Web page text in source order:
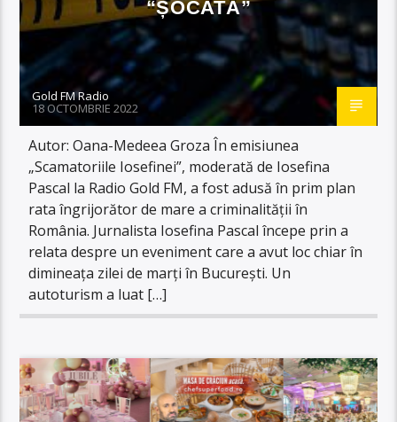
“ȘOCATĂ”
Gold FM Radio
18 OCTOMBRIE 2022
Autor: Oana-Medeea Groza În emisiunea
„Scamatoriile Iosefinei”, moderată de Iosefina
Pascal la Radio Gold FM, a fost adusă în prim plan
rata îngrijorător de mare a criminalității în
România. Jurnalista Iosefina Pascal începe prin a
relata despre un eveniment care a avut loc chiar în
dimineața zilei de marți în București. Un
autoturism a luat […]